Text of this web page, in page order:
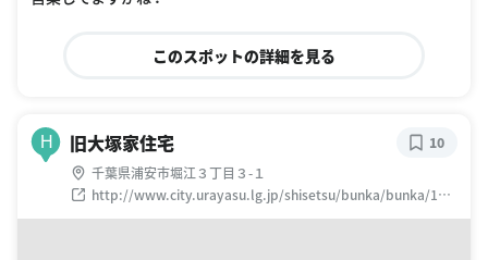
このスポットの詳細を見る
H 旧大塚家住宅
千葉県浦安市堀江３丁目３-１
http://www.city.urayasu.lg.jp/shisetsu/bunka/bunka/100
5589.html
10